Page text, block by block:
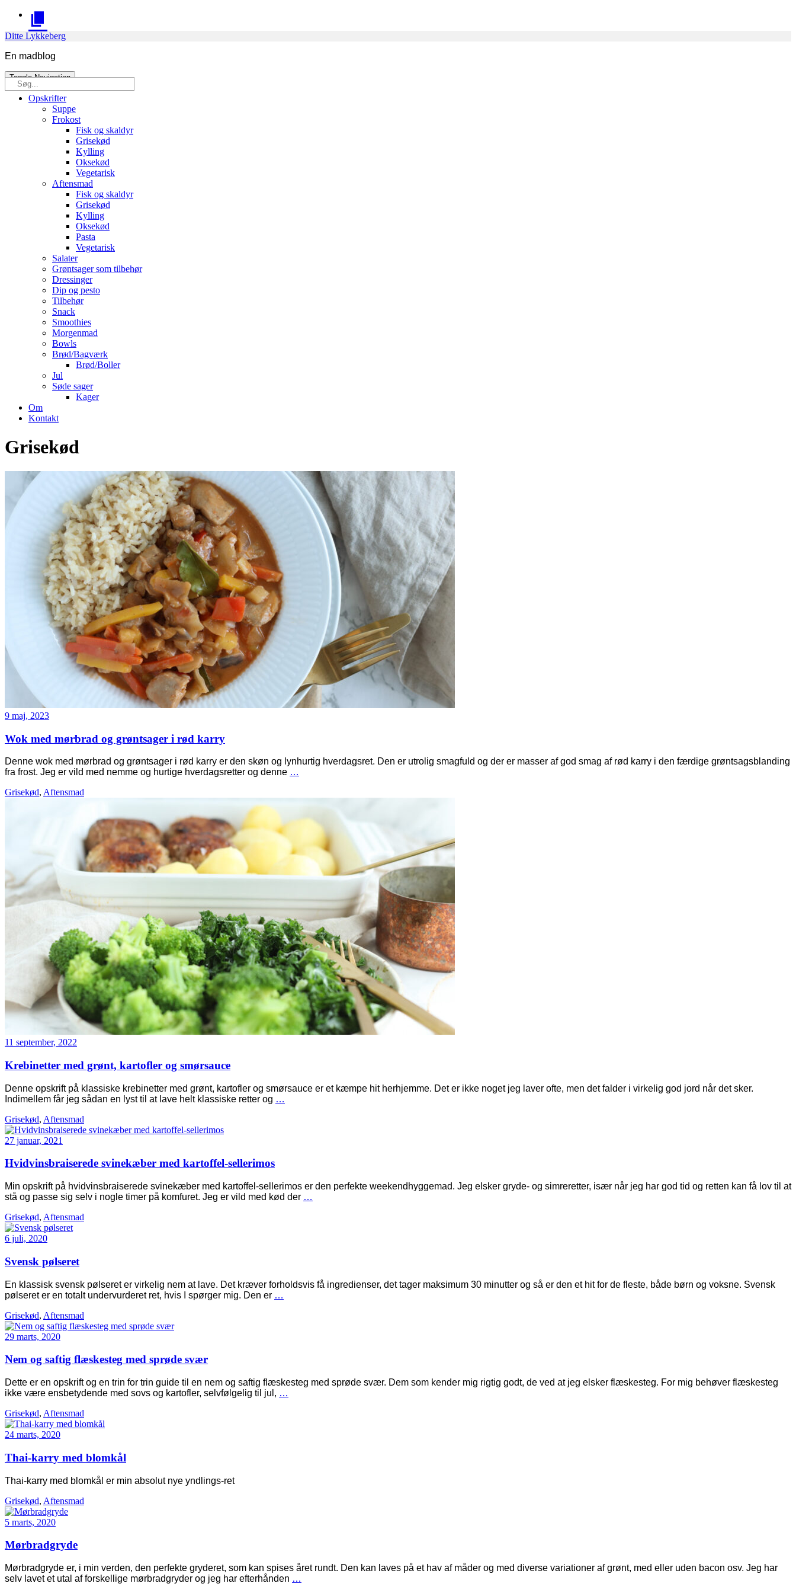
Skip
content
Ditte Lykkeberg
En madblog
Søg
efter:
Toggle Navigation
Opskrifter
Suppe
Frokost
Fisk og skaldyr
Grisekød
Kylling
Oksekød
Vegetarisk
Aftensmad
Fisk og skaldyr
Grisekød
Kylling
Oksekød
Pasta
Vegetarisk
Salater
Grøntsager som tilbehør
Dressinger
Dip og pesto
Tilbehør
Snack
Smoothies
Morgenmad
Bowls
Brød/Bagværk
Brød/Boller
Jul
Søde sager
Kager
Om
Kontakt
Grisekød
9 maj, 2023
Wok med mørbrad og grøntsager i rød karry
Denne wok med mørbrad og grøntsager i rød karry er den skøn og lynhurtig hverdagsret. Den er utrolig smagfuld og der er masser af god smag af rød karry i den færdige grøntsagsblanding
fra frost. Jeg er vild med nemme og hurtige hverdagsretter og denne …
Grisekød, Aftensmad
11 september, 2022
Krebinetter med grønt, kartofler og smørsauce
Denne opskrift på klassiske krebinetter med grønt, kartofler og smørsauce er et kæmpe hit herhjemme. Det er ikke noget jeg laver ofte, men det falder i virkelig god jord når det sker.
Indimellem får jeg sådan en lyst til at lave helt klassiske retter og …
Grisekød, Aftensmad
27 januar, 2021
Hvidvinsbraiserede svinekæber med kartoffel-sellerimos
Min opskrift på hvidvinsbraiserede svinekæber med kartoffel-sellerimos er den perfekte weekendhyggemad. Jeg elsker gryde- og simreretter, især når jeg har god tid og retten kan få lov til at
stå og passe sig selv i nogle timer på komfuret. Jeg er vild med kød der …
Grisekød, Aftensmad
6 juli, 2020
Svensk pølseret
En klassisk svensk pølseret er virkelig nem at lave. Det kræver forholdsvis få ingredienser, det tager maksimum 30 minutter og så er den et hit for de fleste, både børn og voksne. Svensk
pølseret er en totalt undervurderet ret, hvis I spørger mig. Den er …
Grisekød, Aftensmad
29 marts, 2020
Nem og saftig flæskesteg med sprøde svær
Dette er en opskrift og en trin for trin guide til en nem og saftig flæskesteg med sprøde svær. Dem som kender mig rigtig godt, de ved at jeg elsker flæskesteg. For mig behøver flæskesteg
ikke være ensbetydende med sovs og kartofler, selvfølgelig til jul, …
Grisekød, Aftensmad
24 marts, 2020
Thai-karry med blomkål
Thai-karry med blomkål er min absolut nye yndlings-ret
Grisekød, Aftensmad
5 marts, 2020
Mørbradgryde
Mørbradgryde er, i min verden, den perfekte gryderet, som kan spises året rundt. Den kan laves på et hav af måder og med diverse variationer af grønt, med eller uden bacon osv. Jeg har
selv lavet et utal af forskellige mørbradgryder og jeg har efterhånden …